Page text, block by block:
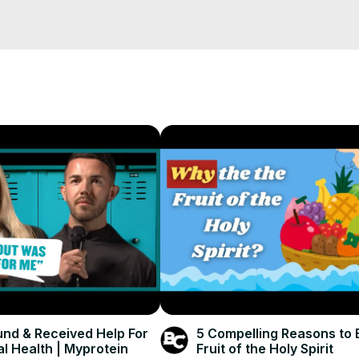
zapraszamy na nasz kanał YouTube, gdzie znajdziecie
& Received Help For
Health | Myprotein
5 Compelling Reasons to
Fruit of the Holy Spirit